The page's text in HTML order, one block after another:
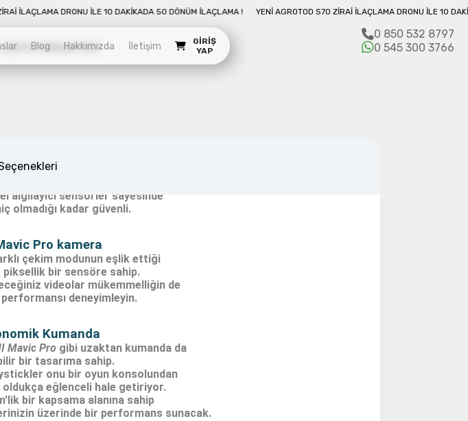
AGROTOD S70 ZIRAI İLAÇLAMA DRONU İLE 10 DAKIKADA 50 DÖNÜM İLAÇLAMA ! YENI AGROTOD S70 ZIRAI
hemen tıklayın.
hemen tıklayın.
tıklayın.
Blog Hakkımızda İletişim
GIRIŞ
YAP
0 850 532 8797
0 545 300 3766
DJI Mavic Pro artık seninle.
hazır mısınız?
ve diğer fiziksel yapılar
algılayıcı sensörler sayesinde
olmadığı kadar güvenli.
Pro kamera
çekim modunun eşlik ettiği
piksellik bir sensöre sahip.
videolar mükemmelliğin de
deneyimleyin.
Kumanda
Mavic Pro gibi uzaktan kumanda da
bir tasarıma sahip.
onu bir oyun konsolundan
oldukça eğlenceli hale getiriyor.
bir kapsama alanına sahip
üzerinde bir performans sunacak.